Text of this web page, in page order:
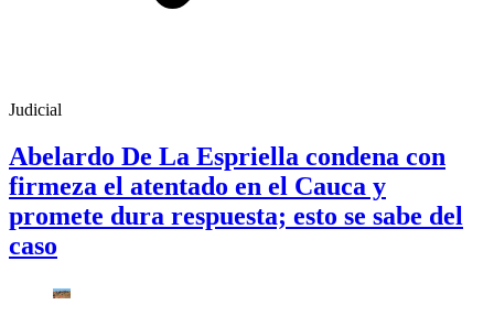
Judicial
Abelardo De La Espriella condena con
firmeza el atentado en el Cauca y
promete dura respuesta; esto se sabe del
caso